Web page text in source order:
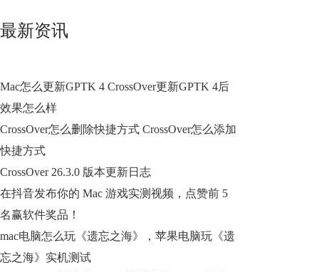
最新资讯
Mac怎么更新GPTK 4 CrossOver更新GPTK 4后
效果怎么样
CrossOver怎么删除快捷方式 CrossOver怎么添加
快捷方式
CrossOver 26.3.0 版本更新日志
在抖音发布你的 Mac 游戏实测视频，点赞前 5
名赢软件奖品！
mac电脑怎么玩《遗忘之海》，苹果电脑玩《遗
忘之海》实机测试